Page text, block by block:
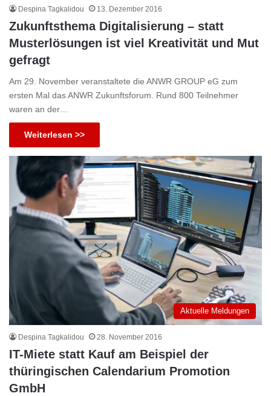
Despina Tagkalidou 13. Dezember 2016
Zukunftsthema Digitalisierung – statt
Musterlösungen ist viel Kreativität und Mut
gefragt
Am 29. November veranstaltete die ANWR GROUP eG zum
ersten Mal das ANWR Zukunftsforum. Rund 800 Teilnehmer
waren an der…
Weiterlesen >>
Aktuelle Meldungen
Despina Tagkalidou 28. November 2016
IT-Miete statt Kauf am Beispiel der
thüringischen Calendarium Promotion
GmbH